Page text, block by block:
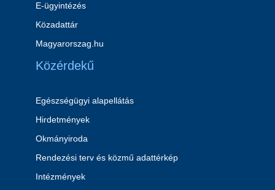
E-ügyintézés
Közadattár
Magyarorszag.hu
Közérdekű
Egészségügyi alapellátás
Hirdetmények
Okmányiroda
Rendezési terv és közmű adattérkép
Intézmények